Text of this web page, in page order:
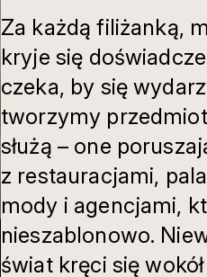
Za każdą filiżanką,
kryje się
czeka, by się
tworzymy
służą – one
z restauracjami,
mody i agencjami,
nieszablonowo.
świat kręci się